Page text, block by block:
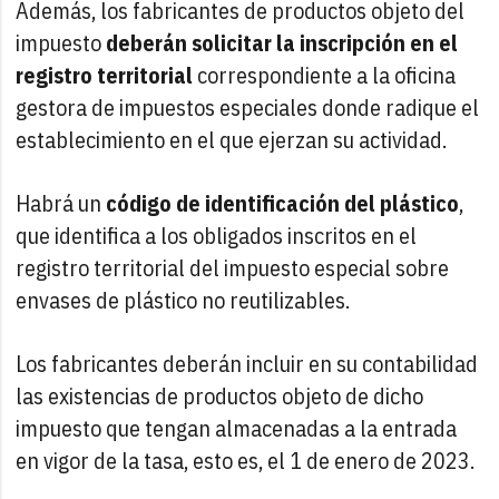
Además, los fabricantes de productos objeto del
impuestodeberán solicitar la inscripción en el
registro territorialcorrespondiente a la oficina
gestora de impuestos especiales donde radique el
establecimiento en el que ejerzan su actividad.
Habrá un código de identificación del plástico,
que identifica a los obligados inscritos en el
registro territorial del impuesto especial sobre
envases de plástico no reutilizables.
Los fabricantes deberán incluir en su contabilidad
las existencias de productos objeto de dicho
impuesto que tengan almacenadas a la entrada
en vigor de la tasa, esto es, el 1 de enero de 2023.